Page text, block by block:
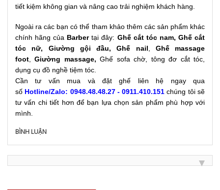
tiết kiệm không gian và nâng cao trải nghiệm khách hàng.
Ngoài ra các bạn có thể tham khảo thêm các sản phẩm khác
chính hãng của Barbertại đây: Ghế cắt tóc nam, Ghế cắt
tóc nữ, Giường gội đầu,Ghế nail
Ghế massage
foot ,Giường massage, Ghế sofa chờ, tông đơ cắt tóc,
dụng cụ đồ nghề tiệm tóc.
Cần tư vấn mua và đặt ghế liên hệ ngay qua
số Hotline/Zalo: 0948.48.48.27 - 0911.410.151 chúng tôi sẽ
tư vấn chi tiết hơn để bạn lựa chọn sản phẩm phù hợp với
mình.
BÌNH LUẬN